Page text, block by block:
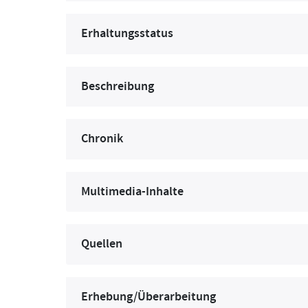
Erhaltungsstatus
Beschreibung
Chronik
Multimedia-Inhalte
Quellen
Erhebung/Überarbeitung